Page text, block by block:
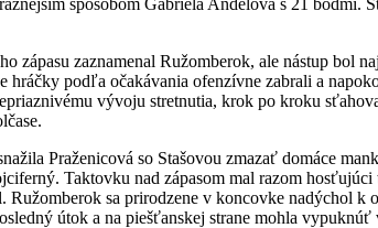
zápasu zaznamenal Ružomberok, ale nástup bol
hráčky podľa očakávania ofenzívne zabrali a
vývoju stretnutia, krok po kroku
Praženicová so Stašovou zmazať domáce
Taktovku nad zápasom mal razom
Ružomberok sa prirodzene v koncovke nadýchol
útok a na piešťanskej strane mohla